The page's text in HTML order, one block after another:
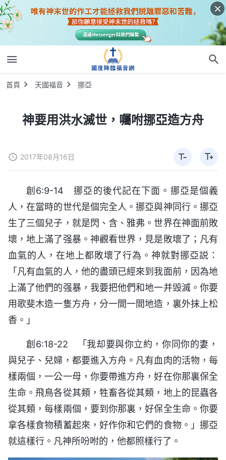
首頁 天國福音 挪亞
神要用洪水滅世，囑咐挪亞造方舟
2017年08月16日
創6:9-14 挪亞的後代記在下面。挪亞是個義
人，在當時的世代是個完全人。挪亞與神同行。挪亞
生了三個兒子，就是閃、含、雅弗。世界在神面前敗
壞，地上滿了强暴。神觀看世界，見是敗壞了；凡有
血氣的人，在地上都敗壞了行為。神就對挪亞説：
「凡有血氣的人，他的盡頭已經來到我面前，因為地
上滿了他們的强暴，我要把他們和地一并毁滅。你要
用歌斐木造一隻方舟，分一間一間地造，裏外抹上松
香。」
創6:18-22 「我却要與你立約，你同你的妻，
與兒子、兒婦，都要進入方舟。凡有血肉的活物，每
樣兩個，一公一母，你要帶進方舟，好在你那裏保全
生命。飛鳥各從其類，牲畜各從其類，地上的昆蟲各
從其類，每樣兩個，要到你那裏，好保全生命。你要
拿各樣食物積蓄起來，好作你和它們的食物。」挪亞
就這樣行。凡神所吩咐的，他都照樣行了。